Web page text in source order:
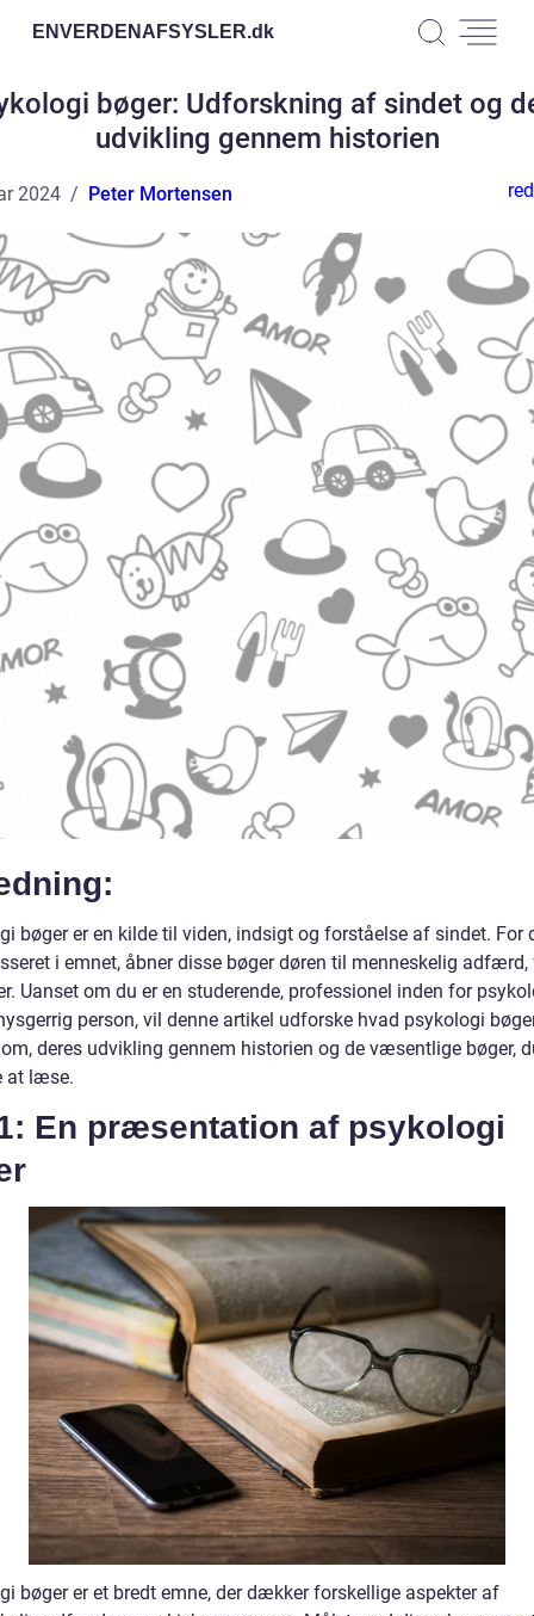
ENVERDENAFSYSLER.dk
bøger: Udforskning af sindet og
udvikling gennem historien
2024 Peter Mortensen
bøger er en kilde til viden, indsigt og forståelse af sindet. For
i emnet, åbner disse bøger døren til menneskelig adfærd,
Uanset om du er en studerende, professionel inden for
person, vil denne artikel udforske hvad psykologi
deres udvikling gennem historien og de væsentlige bøger,
at læse.
En præsentation af psykologi
bøger er et bredt emne, der dækker forskellige aspekter af